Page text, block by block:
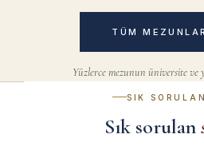
TÜM
Yüzlerce mezunun üniversite ve
SIK
Sık sorulan